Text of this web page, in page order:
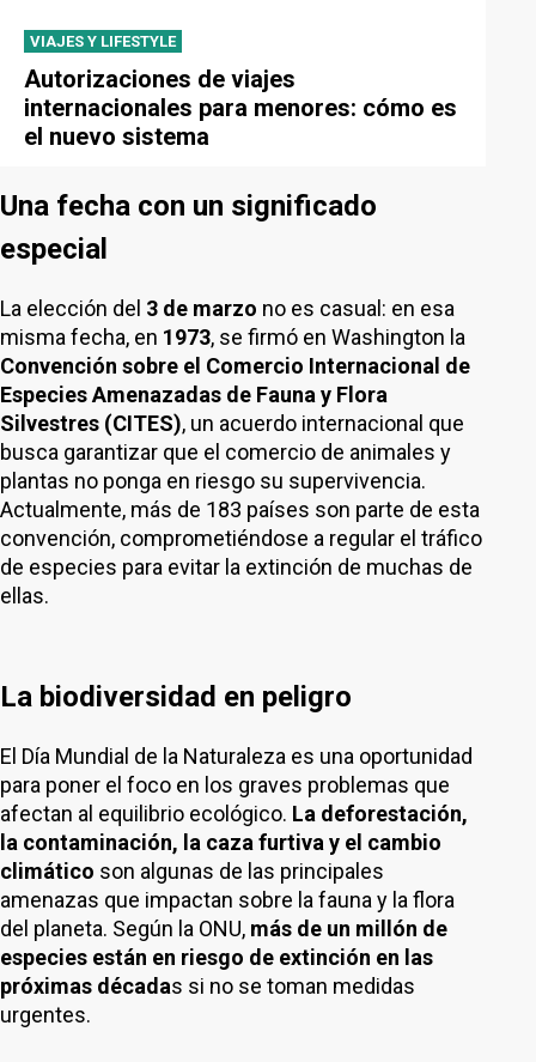
VIAJES Y LIFESTYLE
Autorizaciones de viajes
internacionales para menores: cómo es
el nuevo sistema
Una fecha con un significado
especial
La elección del 3 de marzo no es casual: en esa
misma fecha, en 1973, se firmó en Washington la
Convención sobre el Comercio Internacional de
Especies Amenazadas de Fauna y Flora
Silvestres (CITES), un acuerdo internacional que
busca garantizar que el comercio de animales y
plantas no ponga en riesgo su supervivencia.
Actualmente, más de 183 países son parte de esta
convención, comprometiéndose a regular el tráfico
de especies para evitar la extinción de muchas de
ellas.
La biodiversidad en peligro
El Día Mundial de la Naturaleza es una oportunidad
para poner el foco en los graves problemas que
afectan al equilibrio ecológico. La deforestación,
la contaminación, la caza furtiva y el cambio
climático son algunas de las principales
amenazas que impactan sobre la fauna y la flora
del planeta. Según la ONU, más de un millón de
especies están en riesgo de extinción en las
próximas décadas si no se toman medidas
urgentes.